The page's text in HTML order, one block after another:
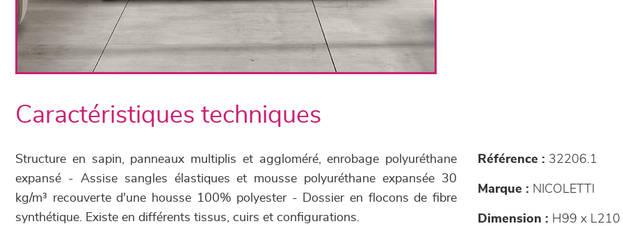
Caractéristiques techniques
Structure en sapin, panneaux multiplis et aggloméré, enrobage polyuréthane
expansé - Assise sangles élastiques et mousse polyuréthane expansée 30
kg/m³ recouverte d'une housse 100% polyester - Dossier en flocons de fibre
synthétique. Existe en différents tissus, cuirs et configurations.
Référence : 32206.1
Marque : NICOLETTI
Dimension : H99 x L210